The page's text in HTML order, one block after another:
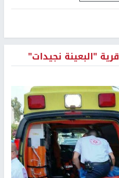
"البعينة نجيدات"